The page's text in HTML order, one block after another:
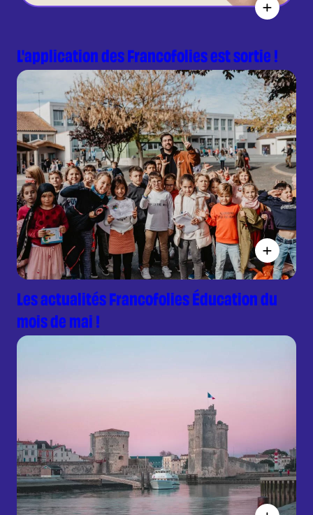
L'application des Francofolies est sortie !
Les actualités Francofolies Éducation du
mois de mai !